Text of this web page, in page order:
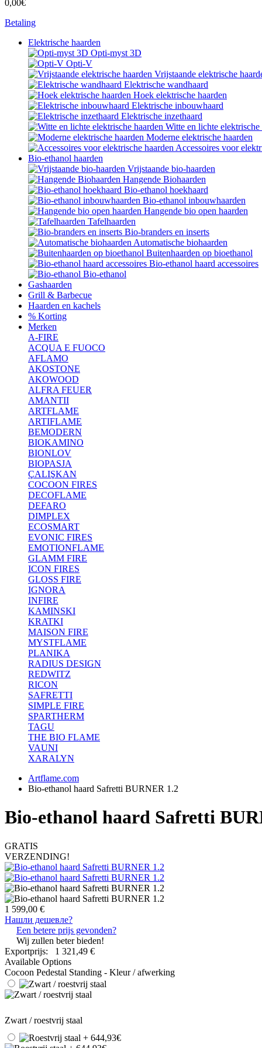
0,00€
Betaling
Elektrische haarden
Opti-myst 3D
Opti-V
Vrijstaande elektrische
Elektrische wandhaard
Hoek elektrische haarden
Elektrische inbouwhaard
Elektrische inzethaard
Witte en lichte elektrische
Moderne elektrische haarden
Accessoires voor
Bio-ethanol haarden
Vrijstaande bio-haarden
Hangende Biohaarden
Bio-ethanol hoekhaard
Bio-ethanol inbouwhaarden
Hangende bio open haarden
Tafelhaarden
Bio-branders en inserts
Automatische biohaarden
Buitenhaarden op bioethanol
Bio-ethanol haard accessoires
Bio-ethanol
Gashaarden
Grill & Barbecue
Haarden en kachels
% Korting
Merken
A-FIRE
ACQUA E FUOCO
AFLAMO
AKOSTONE
AKOWOOD
ALFRA FEUER
AMANTII
ARTFLAME
ARTIFLAME
BEMODERN
BIOKAMINO
BIONLOV
BIOPASJA
ÇALIŞKAN
COCOON FIRES
DECOFLAME
DEFARO
DIMPLEX
ECOSMART
EVONIC FIRES
EMOTIONFLAME
GLAMM FIRE
ICON FIRES
GLOSS FIRE
IGNORA
INFIRE
KAMINSKI
KRATKI
MAISON FIRE
MYSTFLAME
PLANIKA
RADIUS DESIGN
REDWITZ
RICON
SAFRETTI
SIMPLE FIRE
SPARTHERM
TAGU
THE BIO FLAME
VAUNI
XARALYN
Artflame.com
Bio-ethanol haard Safretti BURNER 1.2
Bio-ethanol haard Safretti
GRATIS
VERZENDING!
1 599,00 €
Нашли дешевле?
Een betere prijs gevonden?
Wij zullen beter bieden!
Exportprijs:
1 321,49 €
Available Options
Cocoon Pedestal Standing - Kleur / afwerking
Zwart / roestvrij staal